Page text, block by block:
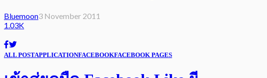
Bluemoon3 November 2011
1.03K
ALL POSTAPPLICATIONFACEBOOKFACEBOOK PAGES